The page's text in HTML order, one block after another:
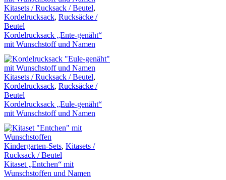
Kitasets / Rucksack / Beutel,
Kordelrucksack, Rucksäcke /
Beutel
Kordelrucksack „Ente-genäht“
mit Wunschstoff und Namen
Kitasets / Rucksack / Beutel,
Kordelrucksack, Rucksäcke /
Beutel
Kordelrucksack „Eule-genäht“
mit Wunschstoff und Namen
Kindergarten-Sets, Kitasets /
Rucksack / Beutel
Kitaset „Entchen“ mit
Wunschstoffen und Namen